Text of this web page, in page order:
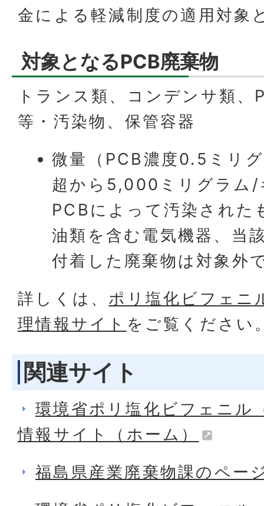
金による軽減制度の適用対象
対象となるPCB廃棄物
トランス類、コンデンサ類、
等・汚染物、保管容器
微量（PCB濃度0.5ミリ
超から5,000ミリグラム/
PCBによって汚染された
油類を含む電気機器、当
付着した廃棄物は対象外
詳しくは、 ポリ塩化ビフェニ
理情報サイト をご覧ください
関連サイト
環境省ポリ塩化ビフェニル
情報サイト（ホーム）
福島県産業廃棄物課のペー